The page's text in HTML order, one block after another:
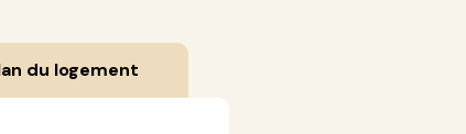
du logement